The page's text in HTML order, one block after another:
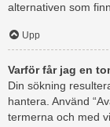
alternativen som
Upp
Varför får jag en
Din sökning
hantera. Använd
termerna och med